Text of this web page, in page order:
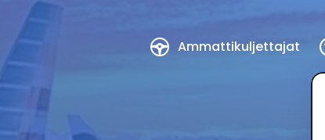
Ammattikuljettajat